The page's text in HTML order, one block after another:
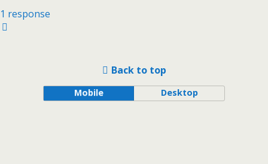
1 response
Back to top
Mobile Desktop